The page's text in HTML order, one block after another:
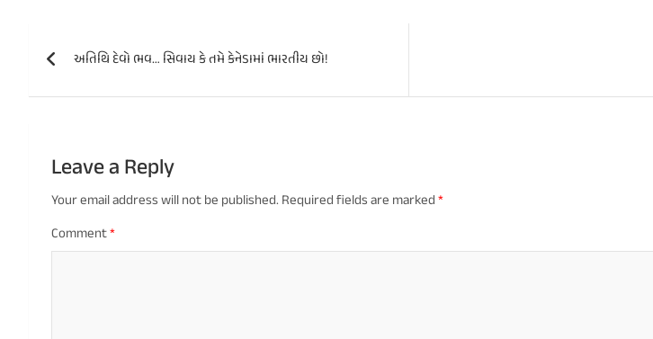
Post
navigation
અતિથિ દેવો ભવ… સિવાય કે તમે કેનેડામાં ભારતીય છો!
Leave a Reply
Your email address will not be published. Required fields are marked*
Comment*